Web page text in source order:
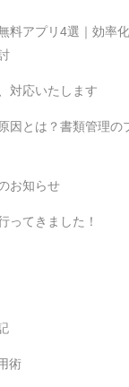
料アプリ4選｜効率
対応いたします
因とは？書類管理の
お知らせ
ってきました！
術